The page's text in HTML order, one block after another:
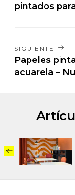
pintados
SIGUIENTE
Papeles
acuarela –